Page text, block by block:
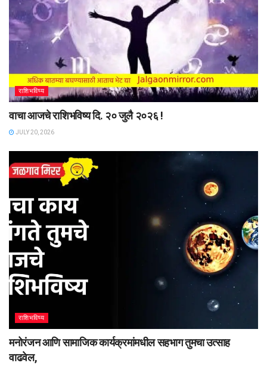
राशिभविष्य
वाचा आजचे राशिभविष्य दि. २० जुलै २०२६ !
JULY 20, 2026
राशिभविष्य
मनोरंजन आणि सामाजिक कार्यक्रमांमधील सहभाग तुमचा उत्साह
वाढवेल,